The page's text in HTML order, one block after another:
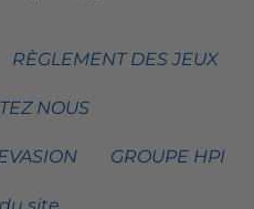
RÈGLEMENT DES JEUX
NOUS
GROUPE HPI